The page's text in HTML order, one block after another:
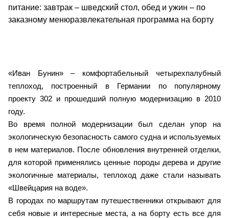
«Иван Бунин» – комфортабельный четырехпалубный
теплоход, построенный в Германии по популярному
проекту 302 и прошедший полную модернизацию в 2010
году.
Во время полной модернизации был сделан упор на
экологическую безопасность самого судна и используемых
в нем материалов. После обновления внутренней отделки,
для которой применялись ценные породы дерева и другие
экологичные материалы, теплоход даже стали называть
«Швейцария на воде».
В городах по маршрутам путешественники открывают для
себя новые и интересные места, а на борту есть все для
питание: завтрак – шведский стол, обед и ужин – по
заказному менюразвлекательная программа на борту